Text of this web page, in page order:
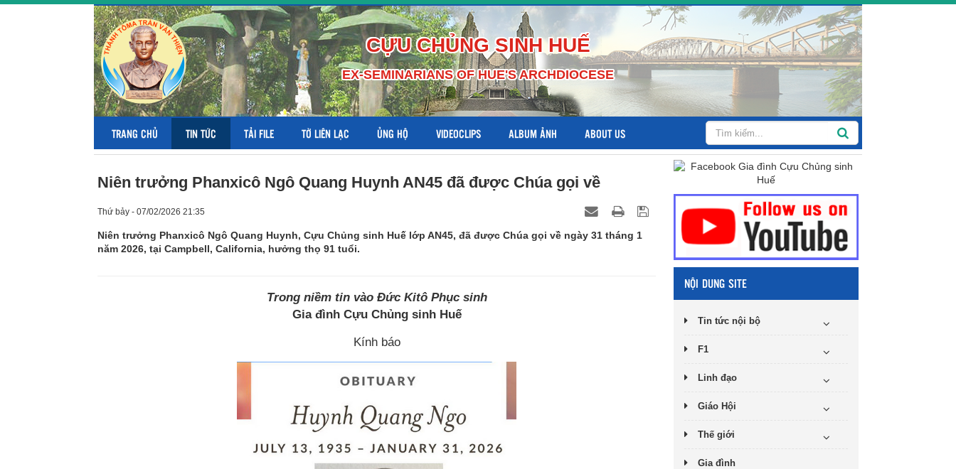
CỰU CHỦNG SINH HUẾ
EX-SEMINARIANS OF HUE'S ARCHDIOCESE
TRANG CHỦ TIN TỨC TẢI FILE TỜ LIÊN LẠC ỦNG HỘ VIDEOCLIPS ALBUM ẢNH ABOUT US
Niên trưởng Phanxicô Ngô Quang Huynh AN45 đã được Chúa gọi về
Thứ bảy - 07/02/2026 21:35
Niên trưởng Phanxicô Ngô Quang Huynh, Cựu Chủng sinh Huế lớp AN45, đã được Chúa gọi về ngày 31 tháng 1
năm 2026, tại Campbell, California, hưởng thọ 91 tuổi.
Trong niềm tin vào Đức Kitô Phục sinh
Gia đình Cựu Chủng sinh Huế
Kính báo
NỘI DUNG SITE
Tin tức nội bộ
F1
Linh đạo
Giáo Hội
Thế giới
Gia đình